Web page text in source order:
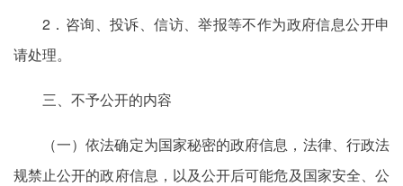
2．咨询、投诉、信访、举报等不作为政府信息公开申
请处理。
三、不予公开的内容
（一）依法确定为国家秘密的政府信息，法律、行政法
规禁止公开的政府信息，以及公开后可能危及国家安全、公